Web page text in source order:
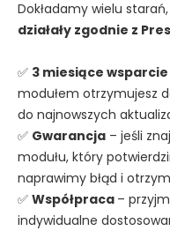
Dokładamy wielu
działały zgodnie z
✅ 3 miesiące
modułem otrzymujesz
do najnowszych
✅ Gwarancja – jeśli
modułu, który
naprawimy błąd i
✅ Współpraca –
indywidualne